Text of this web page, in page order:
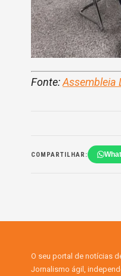
Fonte:Assembleia
COMPARTILHAR:
O seu portal de notícias
Jornalismo ágil,